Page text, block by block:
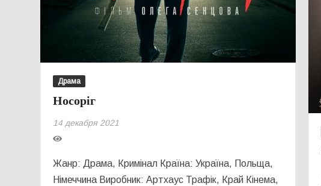
Драма
Носоріг
14 декабря 2021
Жанр: Драма, Кримінал Країна: Україна, Польща,
Німеччина Виробник: Артхаус Трафік, Край Кінема,